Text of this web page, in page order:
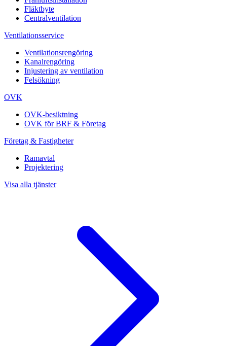
Fläktbyte
Centralventilation
Ventilationsservice
Ventilationsrengöring
Kanalrengöring
Injustering av ventilation
Felsökning
OVK
OVK-besiktning
OVK för BRF & Företag
Företag & Fastigheter
Ramavtal
Projektering
Visa alla tjänster